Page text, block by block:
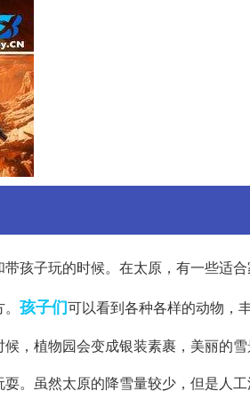
孩子玩的时候。在太原，有一些适合
孩子们可以看到各种各样的动物，
，植物园会变成银装素裹，美丽的
。虽然太原的降雪量较少，但是人